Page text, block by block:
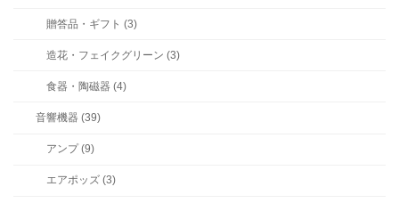
贈答品・ギフト (3)
造花・フェイクグリーン (3)
食器・陶磁器 (4)
音響機器 (39)
アンプ (9)
エアポッズ (3)